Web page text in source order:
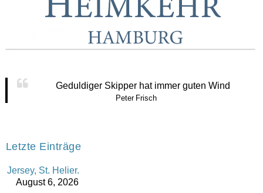
Geduldiger Skipper hat immer guten Wind
Peter Frisch
Letzte Einträge
Jersey, St. Helier.
August 6, 2026